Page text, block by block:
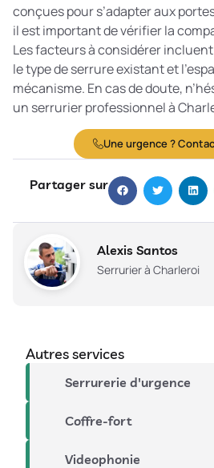
conçues pour s’adapter aux
il est important de vérifier la
Les facteurs à considérer incluent
le type de serrure existant et
mécanisme. En cas de doute,
un serrurier professionnel à
Une urgence ?
Partager sur
Alexis Santos
Serrurier à Charleroi
Autres services
Serrurerie d'urgence
Coffre-fort
Videophonie